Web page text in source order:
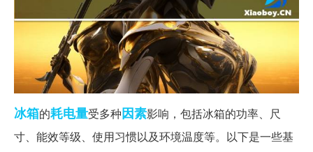
冰箱的耗电量受多种因素影响，包括冰箱的功率、尺
寸、能效等级、使用习惯以及环境温度等。以下是一些基